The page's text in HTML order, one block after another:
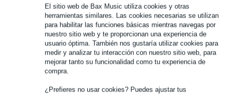
El sitio web de Bax Music utiliza cookies y otras
herramientas similares. Las cookies necesarias se utilizan
para habilitar las funciones básicas mientras navegas por
nuestro sitio web y te proporcionan una experiencia de
usuario óptima. También nos gustaría utilizar cookies para
medir y analizar tu interacción con nuestro sitio web, para
mejorar tanto su funcionalidad como tu experiencia de
compra.
¿Prefieres no usar cookies? Puedes ajustar tus
flight case para giradiscos/consola de mezclas profesional
adecuado para:
2 x Pioneer PLX-1000 o PLX-500 giradiscos
Pioneer DJM-900 NXS2
construcción muy sólida madera, acero y aluminio
Especificaciones completas